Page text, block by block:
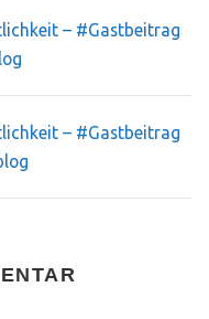
– #Gastbeitrag
– #Gastbeitrag